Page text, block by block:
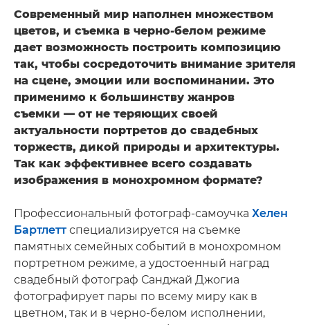
Современный мир наполнен множеством
цветов, и съемка в черно-белом режиме
дает возможность построить композицию
так, чтобы сосредоточить внимание зрителя
на сцене, эмоции или воспоминании. Это
применимо к большинству жанров
съемки — от не теряющих своей
актуальности портретов до свадебных
торжеств, дикой природы и архитектуры.
Так как эффективнее всего создавать
изображения в монохромном формате?
Профессиональный фотограф-самоучка Хелен
Бартлеттспециализируется на съемке
памятных семейных событий в монохромном
портретном режиме, а удостоенный наград
свадебный фотограф Санджай Джогиа
фотографирует пары по всему миру как в
цветном, так и в черно-белом исполнении,